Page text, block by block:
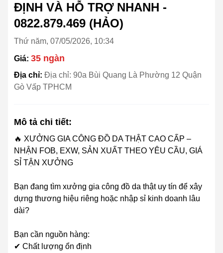
ĐỊNH VÀ HỖ TRỢ NHANH -
0822.879.469 (HẢO)
Thứ năm, 07/05/2026, 10:34
Giá: 35 ngàn
Địa chỉ: Địa chỉ: 90a Bùi Quang Là Phường 12 Quận
Gò Vấp TPHCM
Mô tả chi tiết:
🔥 XƯỞNG GIA CÔNG ĐỒ DA THẬT CAO CẤP –
NHẬN FOB, EXW, SẢN XUẤT THEO YÊU CẦU, GIÁ
SỈ TẬN XƯỞNG
Bạn đang tìm xưởng gia công đồ da thật uy tín để xây
dựng thương hiệu riêng hoặc nhập sỉ kinh doanh lâu
dài?
Bạn cần nguồn hàng:
✔ Chất lượng ổn định